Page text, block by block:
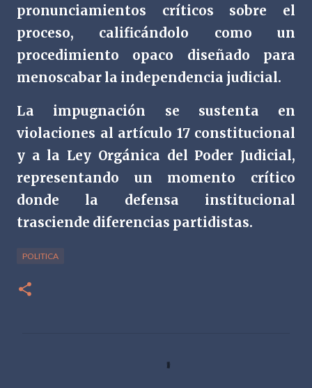
pronunciamientos críticos sobre el
proceso, calificándolo como un
procedimiento opaco diseñado para
menoscabar la independencia judicial.
La impugnación se sustenta en
violaciones al artículo 17 constitucional
y a la Ley Orgánica del Poder Judicial,
representando un momento crítico
donde la defensa institucional
trasciende diferencias partidistas.
POLITICA